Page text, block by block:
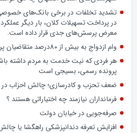
اخبار شهرستان
شهرستان‌های استان اصفهان چه می‌خواهند
تشدید تخلفات در برخی بانک‌های
در پرداخت تسهیلات کلان، بار دیگر
معرض پرسش‌های جدی قرار داده است.
وام ازدواج به بیش از 80درصد متقاضیان پرداخت شده است
هر فردی که نیت خدمت به مردم داشته
پرونده رسمی، بسیجی است
ضعف تحزب و کادرسازی؛ چالش احزاب در